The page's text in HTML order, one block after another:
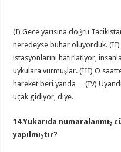
(I) Gece yarısına doğru
neredeyse buhar oluyorduk. (II)
istasyonlarını hatırlatıyor,
uykulara vurmuşlar. (III) O
hareket beri yanda… (IV)
uçak gidiyor, diye.
14.Yukarıda numaralanmış
yapılmıştır?